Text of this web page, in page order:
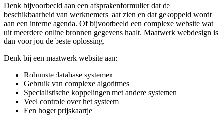
Denk bijvoorbeeld aan een afsprakenformulier dat de
beschikbaarheid van werknemers laat zien en dat gekoppeld wordt
aan een interne agenda. Of bijvoorbeeld een complexe website wat
uit meerdere online bronnen gegevens haalt. Maatwerk webdesign is
dan voor jou de beste oplossing.
Denk bij een maatwerk website aan:
Robuuste database systemen
Gebruik van complexe algoritmes
Specialistische koppelingen met andere systemen
Veel controle over het systeem
Een hoger prijskaartje